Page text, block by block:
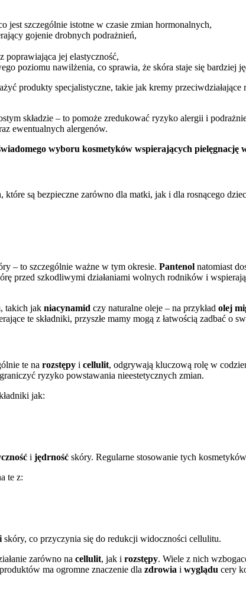
jest szczególnie istotne w czasie zmian hormonalnych,
gojenie drobnych podrażnień,
poprawiająca jej elastyczność,
poziomu nawilżenia, co sprawia, że skóra staje się bardziej
produkty specjalistyczne, takie jak kremy
składzie – to pomoże zredukować ryzyko alergii i
ewentualnych alergenów.
wyboru kosmetyków wspierających
są bezpieczne zarówno dla matki, jak i dla rosnącego
– to szczególnie ważne w tym okresie. Pantenol natomiast
przed szkodliwymi działaniami wolnych rodników i
takich jak niacynamid czy naturalne oleje – na przykład olej
te składniki, przyszłe mamy mogą z łatwością zadbać o
te na rozstępy i cellulit, odgrywają kluczową rolę w
ryzyko powstawania nieestetycznych zmian.
jak:
i jędrność skóry. Regularne stosowanie tych
te z:
skóry, co przyczynia się do redukcji widoczności cellulitu.
zarówno na cellulit, jak i rozstępy. Wiele z nich
ma ogromne znaczenie dla zdrowia i wyglądu cery